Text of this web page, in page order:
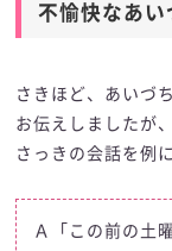
不愉快なあい
さきほど、あいづ
お伝えしましたが
さっきの会話を例
Ａ「この前の土